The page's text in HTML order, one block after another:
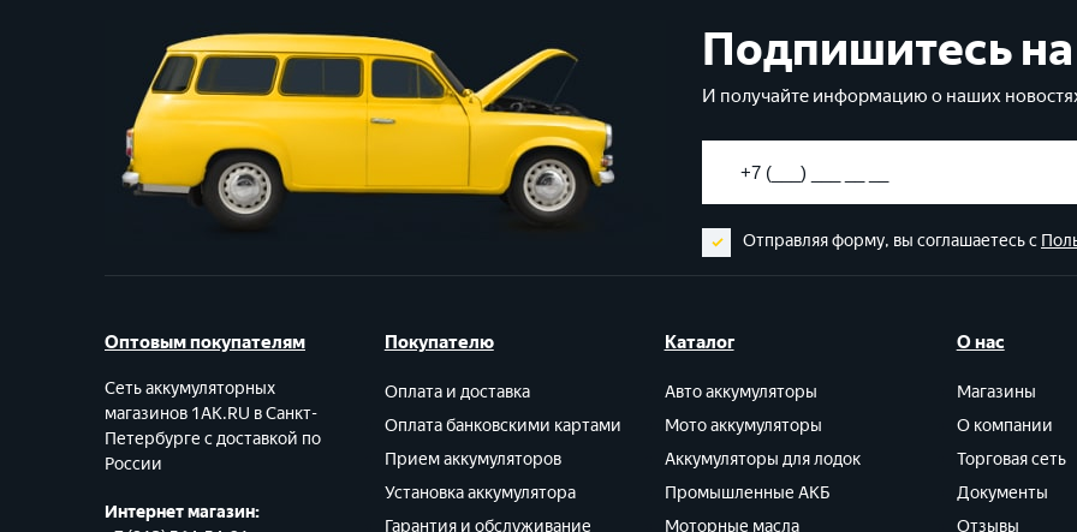
Подпишитесь
И получайте информацию о наших
Отправляя форму, вы соглашаетесь с
Оптовым покупателям
Сеть аккумуляторных
магазинов 1AK.RU в Санкт-
Петербурге с доставкой по
России
Интернет магазин:
Покупателю
Оплата и доставка
Оплата банковскими картами
Прием аккумуляторов
Установка аккумулятора
Гарантия и обслуживание
Каталог
Авто аккумуляторы
Мото аккумуляторы
Аккумуляторы для лодок
Промышленные АКБ
Моторные масла
О нас
Магазины
О компании
Торговая сеть
Документы
Отзывы